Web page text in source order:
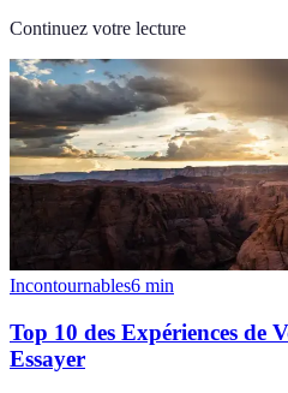
Continuez votre lecture
Incontournables6 min
Top 10 des Expériences de
Essayer